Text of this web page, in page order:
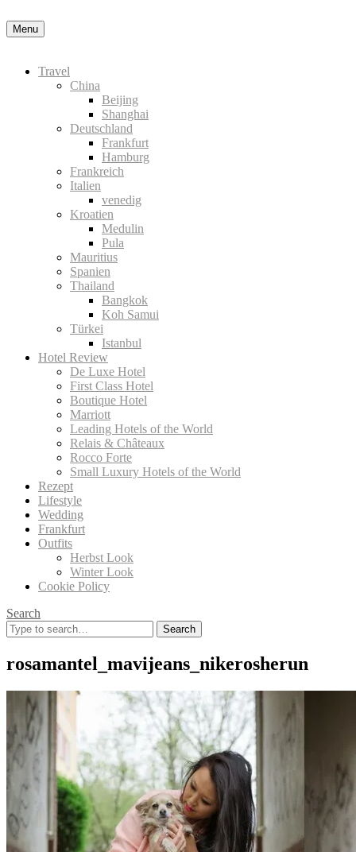
Menu
Travel
China
Beijing
Shanghai
Deutschland
Frankfurt
Hamburg
Frankreich
Italien
venedig
Kroatien
Medulin
Pula
Mauritius
Spanien
Thailand
Bangkok
Koh Samui
Türkei
Istanbul
Hotel Review
De Luxe Hotel
First Class Hotel
Boutique Hotel
Marriott
Leading Hotels of the World
Relais & Châteaux
Rocco Forte
Small Luxury Hotels of the World
Rezept
Lifestyle
Wedding
Frankfurt
Outfits
Herbst Look
Winter Look
Cookie Policy
Search
Search
for:
rosamantel_mavijeans_nikerosherun
Nähere Information zu den Cookies in der Datenschutzerklärung